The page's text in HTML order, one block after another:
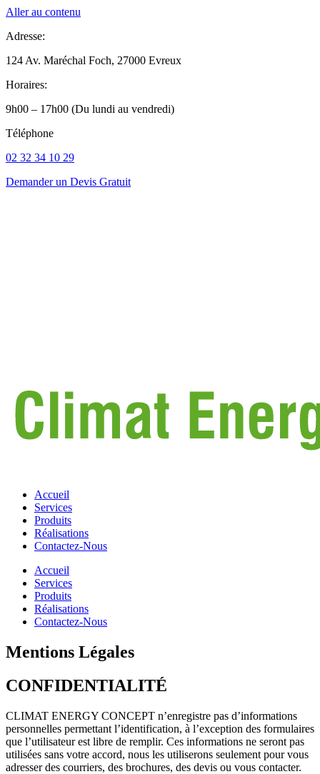
Aller au contenu
Adresse:
124 Av. Maréchal Foch, 27000 Evreux
Horaires:
9h00 – 17h00 (Du lundi au vendredi)
Téléphone
02 32 34 10 29
Demander un Devis Gratuit
Accueil
Services
Produits
Réalisations
Contactez-Nous
Accueil
Services
Produits
Réalisations
Contactez-Nous
Mentions Légales
CONFIDENTIALITÉ
CLIMAT ENERGY CONCEPT n’enregistre pas d’informations
personnelles permettant l’identification, à l’exception des formulaires
que l’utilisateur est libre de remplir. Ces informations ne seront pas
utilisées sans votre accord, nous les utiliserons seulement pour vous
adresser des courriers, des brochures, des devis ou vous contacter.